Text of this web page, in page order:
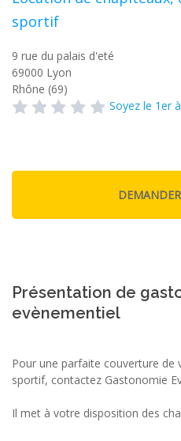
sportif
9 rue du palais d'eté
69000 Lyon
Rhône (69)
Soyez le 1er
Présentation de
evènementiel
Pour une parfaite couverture
sportif, contactez Gastonomie
Il met à votre disposition des